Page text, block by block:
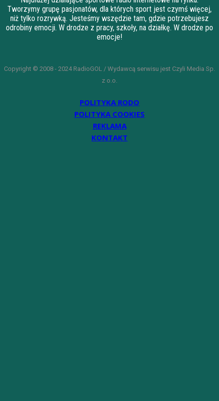
Tworzymy grupę pasjonatów, dla których sport jest czymś więcej,
niż tylko rozrywką. Jesteśmy wszędzie tam, gdzie potrzebujesz
odrobiny emocji. W drodze z pracy, szkoły, na działkę. W drodze po
emocje!
Copyright © 2008 - 2024 RadioGOL / Wydawcą serwisu jest Czyli Media Sp.
z o.o.
POLITYKA RODO
POLITYKA COOKIES
REKLAMA
KONTAKT